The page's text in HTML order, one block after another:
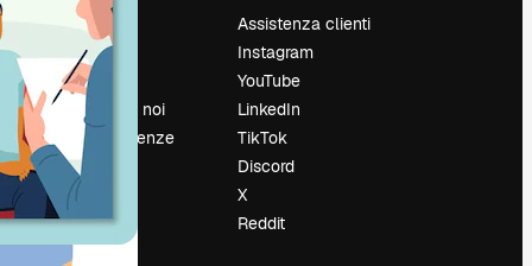
Prezzi
Chi siamo
Recensioni
Lavora con noi
Cerca tendenze
Blog
Eventi
Slidesgo
Vendi i tuoi
Assistenza clienti
Instagram
YouTube
LinkedIn
TikTok
Discord
X
Reddit